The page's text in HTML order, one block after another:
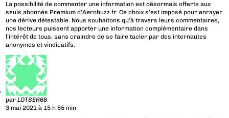
La possibilité de commenter une information est désormais offerte aux
seuls abonnés Premium d’Aerobuzz.fr. Ce choix s’est imposé pour enrayer
une dérive détestable. Nous souhaitons qu’à travers leurs commentaires,
nos lecteurs puissent apporter une information complémentaire dans
l’intérêt de tous, sans craindre de se faire tacler par des internautes
anonymes et vindicatifs.
parLOTSER68
3 mai 2021 à 15 h 55 min